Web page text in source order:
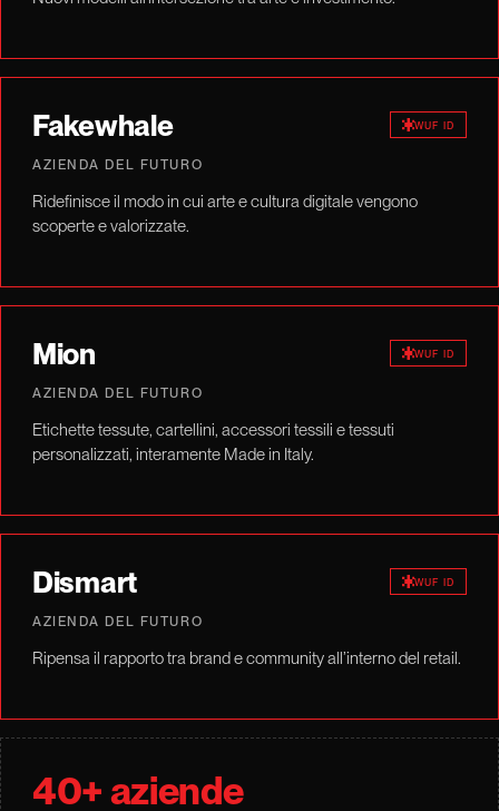
Fakewhale WUF ID
AZIENDA DEL FUTURO
Ridefinisce il modo in cui arte e cultura digitale vengono
scoperte e valorizzate.
Mion WUF ID
AZIENDA DEL FUTURO
Etichette tessute, cartellini, accessori tessili e tessuti
personalizzati, interamente Made in Italy.
Dismart WUF ID
AZIENDA DEL FUTURO
Ripensa il rapporto tra brand e community all’interno del retail.
40+ aziende